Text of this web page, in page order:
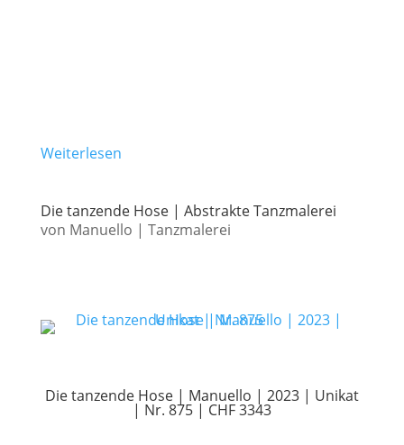
Weiterlesen
Die tanzende Hose | Abstrakte Tanzmalerei
von Manuello | Tanzmalerei
Die tanzende Hose | Manuello | 2023 | Unikat
| Nr. 875 | CHF 3343